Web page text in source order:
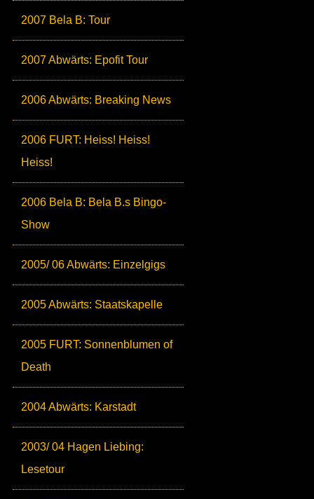
2007 Bela B: Tour
2007 Abwärts: Epofit Tour
2006 Abwärts: Breaking News
2006 FURT: Heiss! Heiss!
Heiss!
2006 Bela B: Bela B.s Bingo-
Show
2005/ 06 Abwärts: Einzelgigs
2005 Abwärts: Staatskapelle
2005 FURT: Sonnenblumen of
Death
2004 Abwärts: Karstadt
2003/ 04 Hagen Liebing:
Lesetour